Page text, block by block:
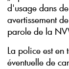
d'usage dans
avertissement
parole de la
La police est en
éventuelle de